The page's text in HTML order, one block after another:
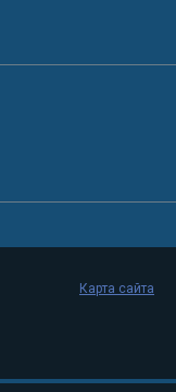
Карта сайта